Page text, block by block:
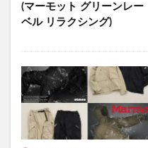
(マーモット グリーンレー
ベル リラクシング)